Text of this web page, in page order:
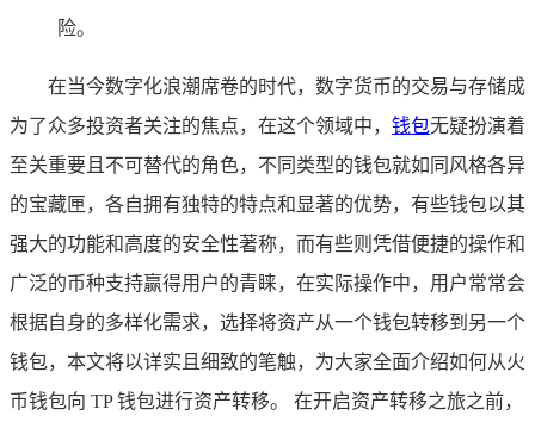
险。
在当今数字化浪潮席卷的时代，数字货币的交易与存储成
为了众多投资者关注的焦点，在这个领域中， 钱包无疑扮演着
至关重要且不可替代的角色，不同类型的钱包就如同风格各异
的宝藏匣，各自拥有独特的特点和显著的优势，有些钱包以其
强大的功能和高度的安全性著称，而有些则凭借便捷的操作和
广泛的币种支持赢得用户的青睐，在实际操作中，用户常常会
根据自身的多样化需求，选择将资产从一个钱包转移到另一个
钱包，本文将以详实且细致的笔触，为大家全面介绍如何从火
币钱包向 TP 钱包进行资产转移。 在开启资产转移之旅之前，